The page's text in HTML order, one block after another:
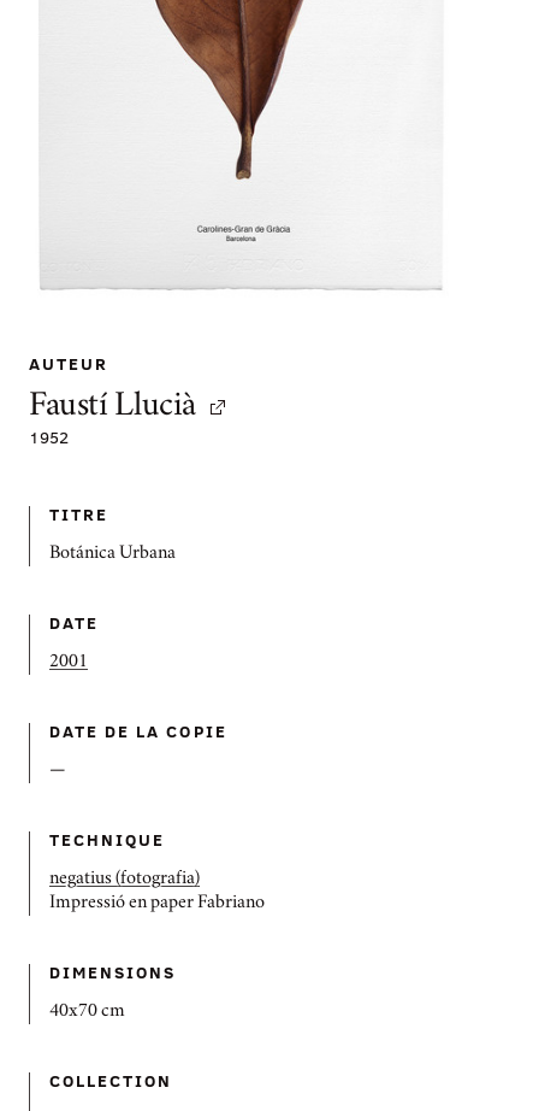
AUTEUR
Faustí Llucià
1952
TITRE
Botánica Urbana
DATE
2001
DATE DE LA COPIE
—
TECHNIQUE
negatius (fotografia)
Impressió en paper Fabriano
DIMENSIONS
40x70 cm
COLLECTION